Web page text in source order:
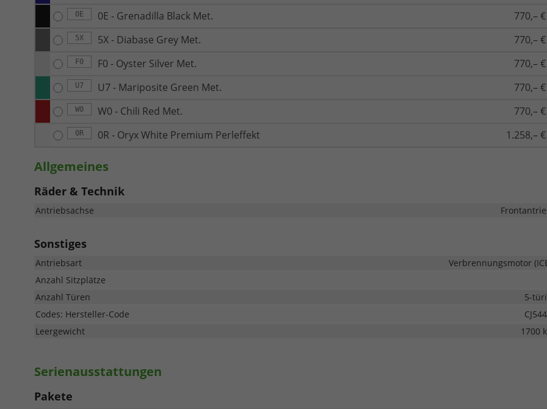
0E 0E - Grenadilla Black Met. 770,– €
5X 5X - Diabase Grey Met. 770,– €
F0 F0 - Oyster Silver Met. 770,– €
U7 U7 - Mariposite Green Met. 770,– €
W0 W0 - Chili Red Met. 770,– €
0R 0R - Oryx White Premium Perleffekt 1.258,– €
Allgemeines
Räder & Technik
Antriebsachse
Sonstiges
Antriebsart
Verbrennungsmotor
Anzahl Sitzplätze
Anzahl Türen
5-
Codes: Hersteller-Code
Leergewicht
1700
Serienausstattungen
Pakete